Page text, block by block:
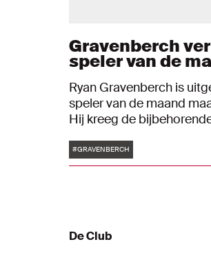
Gravenberch
speler van de
Ryan Gravenberch is
speler van de maand
Hij kreeg de
de Toekomst.
Tags
#GRAVENBERCH
De Club